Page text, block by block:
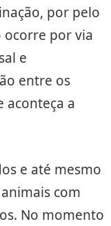
por pelo
ocorre por via
e
entre os
aconteça a
e até mesmo
com
No momento